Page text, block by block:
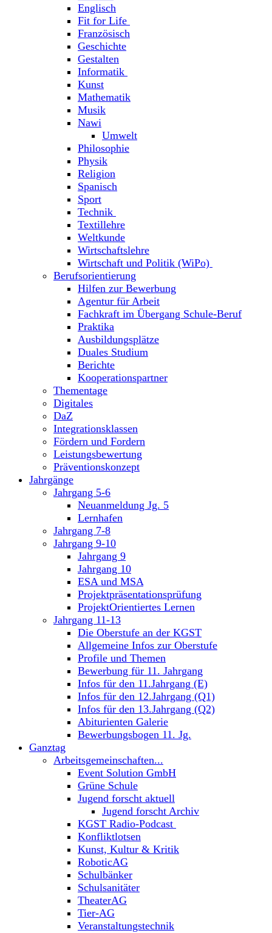
Englisch
Fit for Life
Französisch
Geschichte
Gestalten
Informatik
Kunst
Mathematik
Musik
Nawi
Umwelt
Philosophie
Physik
Religion
Spanisch
Sport
Technik
Textillehre
Weltkunde
Wirtschaftslehre
Wirtschaft und Politik (WiPo)
Berufsorientierung
Hilfen zur Bewerbung
Agentur für Arbeit
Fachkraft im Übergang Schule-Beruf
Praktika
Ausbildungsplätze
Duales Studium
Berichte
Kooperationspartner
Thementage
Digitales
DaZ
Integrationsklassen
Fördern und Fordern
Leistungsbewertung
Präventionskonzept
Jahrgänge
Jahrgang 5-6
Neuanmeldung Jg. 5
Lernhafen
Jahrgang 7-8
Jahrgang 9-10
Jahrgang 9
Jahrgang 10
ESA und MSA
Projektpräsentationsprüfung
ProjektOrientiertes Lernen
Jahrgang 11-13
Die Oberstufe an der KGST
Allgemeine Infos zur Oberstufe
Profile und Themen
Bewerbung für 11. Jahrgang
Infos für den 11.Jahrgang (E)
Infos für den 12.Jahrgang (Q1)
Infos für den 13.Jahrgang (Q2)
Abiturienten Galerie
Bewerbungsbogen 11. Jg.
Ganztag
Arbeitsgemeinschaften...
Event Solution GmbH
Grüne Schule
Jugend forscht aktuell
Jugend forscht Archiv
KGST Radio-Podcast
Konfliktlotsen
Kunst, Kultur & Kritik
RoboticAG
Schulbänker
Schulsanitäter
TheaterAG
Tier-AG
Veranstaltungstechnik